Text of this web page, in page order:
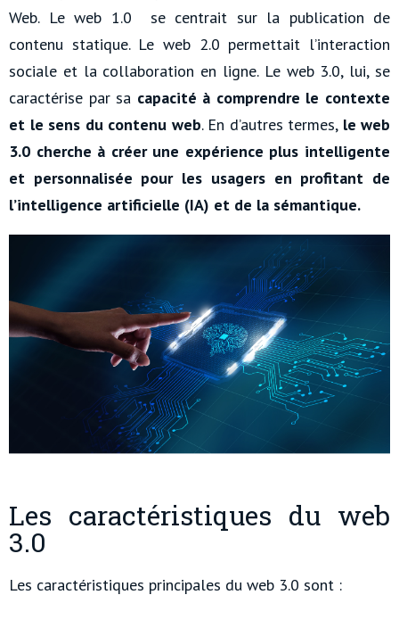
Web. Le web 1.0 se centrait sur la publication de
contenu statique. Le web 2.0 permettait l’interaction
sociale et la collaboration en ligne. Le web 3.0, lui, se
caractérise par sa capacité à comprendre le contexte
et le sens du contenu web. En d’autres termes, le web
3.0 cherche à créer une expérience plus intelligente
et personnalisée pour les usagers en profitant de
l’intelligence artificielle (IA) et de la sémantique.
Les caractéristiques du web
3.0
Les caractéristiques principales du web 3.0 sont :